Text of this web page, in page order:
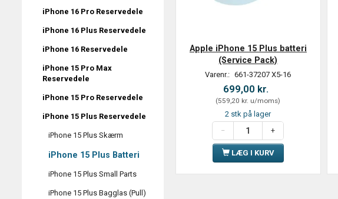
iPhone 16 Pro Reservedele
iPhone 16 Plus Reservedele
iPhone 16 Reservedele
iPhone 15 Pro Max
Reservedele
iPhone 15 Pro Reservedele
iPhone 15 Plus Reservedele
iPhone 15 Plus Skærm
iPhone 15 Plus Batteri
iPhone 15 Plus Small Parts
iPhone 15 Plus Bagglas (Pull)
Apple iPhone 15 Plus batteri
(Service Pack)
Varenr.: 661-37207 X5-16
699,00 kr.
(559,20 kr. u/moms)
2 stk på lager
LÆG I KURV